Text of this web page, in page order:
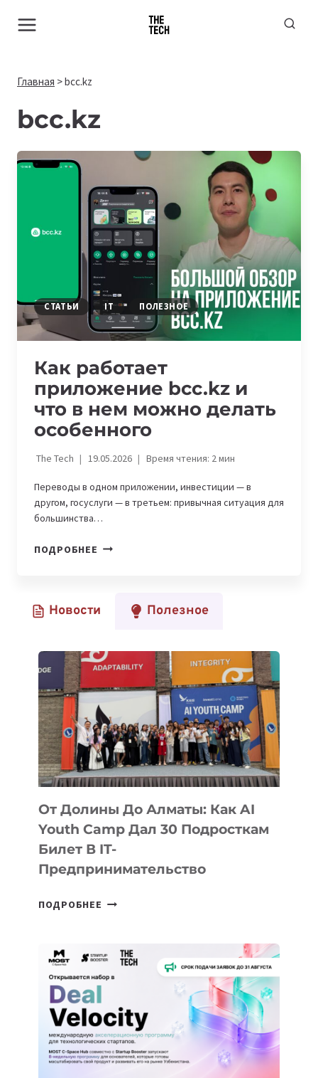
Главная >bcc.kz
bcc.kz
СТАТЬИ IT ПОЛЕЗНОЕ
Как работает
приложение bcc.kz и
что в нем можно делать
особенного
The Tech 19.05.2026 Время чтения: 2мин
Переводы в одном приложении, инвестиции — в
другом, госуслуги — в третьем: привычная ситуация для
большинства…
ПОДРОБНЕЕ КАК
И
НЕМ
ДЕЛАТЬ
ОСОБЕННОГО
Новости Полезное
От Долины До Алматы: Как AI
Youth Camp Дал 30 Подросткам
Билет В IT-
Предпринимательство
ПОДРОБНЕЕ ОТ
АЛМАТЫ:
AI
YOUTH
CAMP
ДАЛ
30